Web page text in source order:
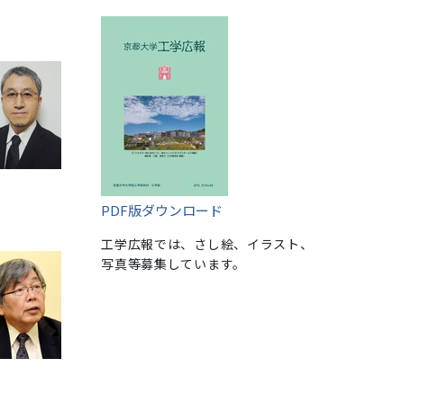
PDF版ダウンロード
工学広報では、さし絵、イラスト、
写真等募集しています。